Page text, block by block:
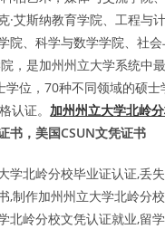
·艾斯纳教育学院、工程与
院、科学与数学学院、社会
，是加州州立大学系统中
学位，70种不同领域的硕
认证。 加州州立大学北岭
书，美国CSUN文凭证书
学北岭分校毕业证认证,丢
,制作加州州立大学北岭分
北岭分校文凭认证就业,留